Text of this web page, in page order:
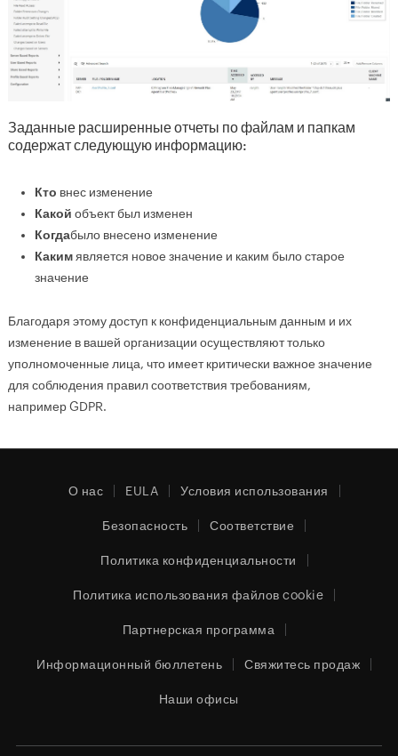
Заданные расширенные отчеты по файлам и папкам
содержат следующую информацию:
Кто внес изменение
Какой объект был изменен
Когдабыло внесено изменение
Какимявляется новое значение и каким было старое
значение
Благодаря этому доступ к конфиденциальным данным и их
изменение в вашей организации осуществляют только
уполномоченные лица, что имеет критически важное значение
для соблюдения правил соответствия требованиям,
например GDPR.
О нас EULA Условия использования
Безопасность Соответствие
Политика конфиденциальности
Политика использования файлов cookie
Партнерская программа
Информационный бюллетень Свяжитесь продаж
Наши офисы